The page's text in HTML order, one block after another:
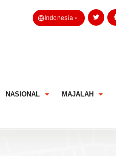
Indonesia
NASIONAL MAJALAH